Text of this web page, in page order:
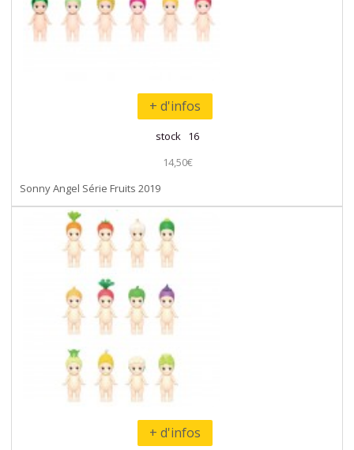
+ d'infos
stock 16
14,50€
Sonny Angel Série Fruits 2019
+ d'infos